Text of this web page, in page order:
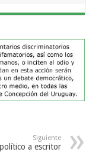
Siguiente
a escritor